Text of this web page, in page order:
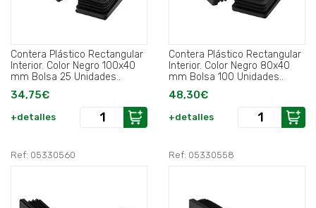
Contera Plástico Rectangular
Interior. Color Negro 100x40
mm Bolsa 25 Unidades..
34,75€
+detalles
Contera Plástico Rectangular
Interior. Color Negro 80x40
mm Bolsa 100 Unidades..
48,30€
+detalles
Ref: 05330560 Ref: 05330558